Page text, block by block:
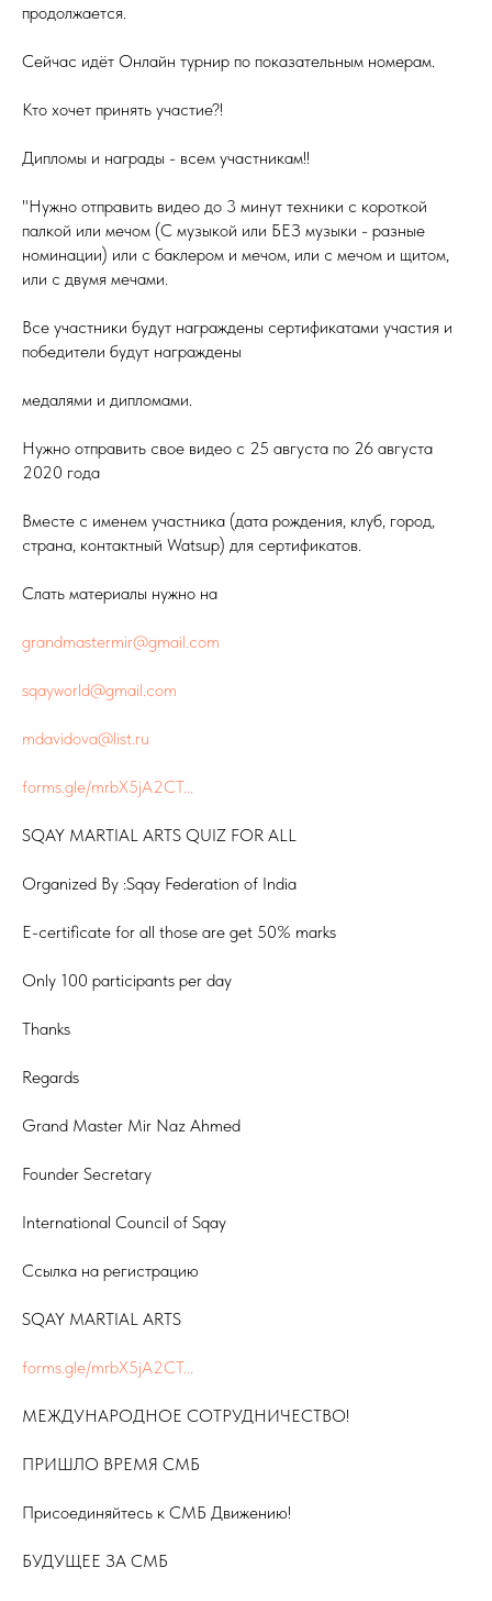
продолжается.
Сейчас идёт Онлайн турнир по показательным номерам.
Кто хочет принять участие?!
Дипломы и награды - всем участникам!!
"Нужно отправить видео до 3 минут техники с короткой
палкой или мечом (С музыкой или БЕЗ музыки - разные
номинации) или с баклером и мечом, или с мечом и щитом,
или с двумя мечами.
Все участники будут награждены сертификатами участия и
победители будут награждены
медалями и дипломами.
Нужно отправить свое видео с 25 августа по 26 августа
2020 года
Вместе с именем участника (дата рождения, клуб, город,
страна, контактный Watsup) для сертификатов.
Слать материалы нужно на
grandmastermir@gmail.com
sqayworld@gmail.com
mdavidova@list.ru
forms.gle/mrbX5jA2CT...
SQAY MARTIAL ARTS QUIZ FOR ALL
Organized By :Sqay Federation of India
E-certificate for all those are get 50% marks
Only 100 participants per day
Thanks
Regards
Grand Master Mir Naz Ahmed
Founder Secretary
International Council of Sqay
Ссылка на регистрацию
SQAY MARTIAL ARTS
forms.gle/mrbX5jA2CT...
МЕЖДУНАРОДНОЕ СОТРУДНИЧЕСТВО!
ПРИШЛО ВРЕМЯ СМБ
Присоединяйтесь к СМБ Движению!
БУДУЩЕЕ ЗА СМБ